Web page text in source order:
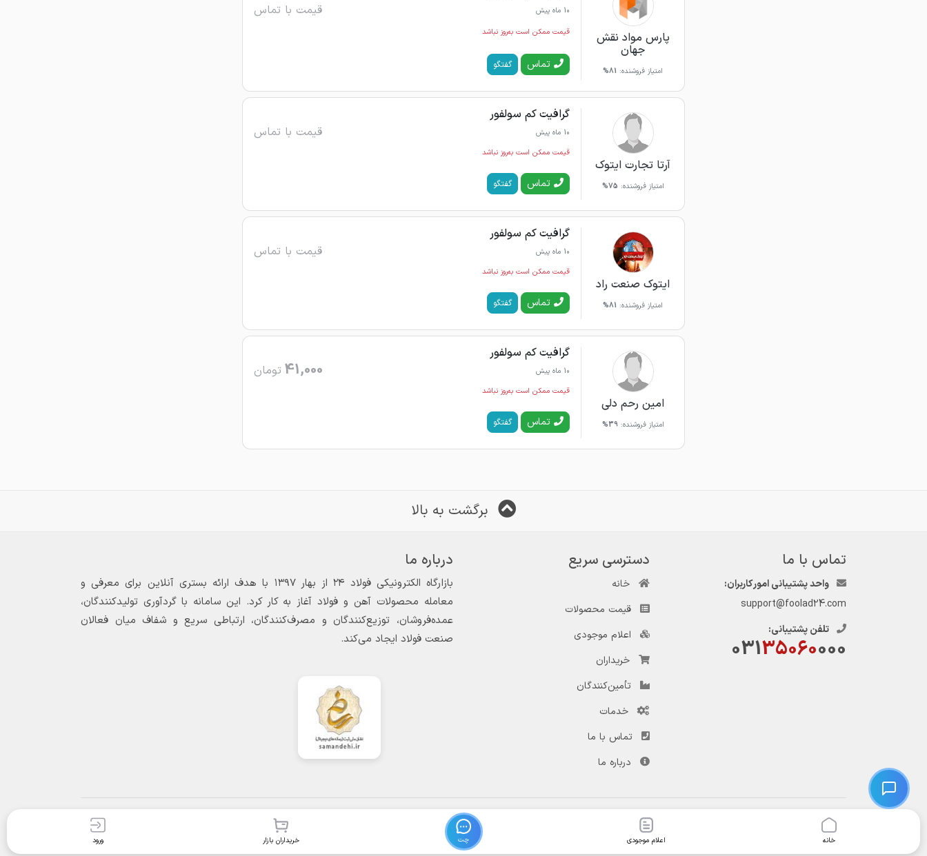
پارس مواد نقش
جهان
امتیاز فروشنده: 81%
10 ماه پیش قیمت با تماس
قیمت ممکن است به‌روز نباشد
تماس گفتگو
آرتا تجارت ایتوک
امتیاز فروشنده: 75%
گرافیت کم سولفور
10 ماه پیش قیمت با تماس
قیمت ممکن است به‌روز نباشد
تماس گفتگو
ایتوک صنعت راد
امتیاز فروشنده: 81%
گرافیت کم سولفور
10 ماه پیش قیمت با تماس
قیمت ممکن است به‌روز نباشد
تماس گفتگو
امین رحم دلی
امتیاز فروشنده:39%
گرافیت کم سولفور
10 ماه پیش 41,000 تومان
قیمت ممکن است به‌روز نباشد
تماس گفتگو
برگشت به بالا
تماس با ما
واحد پشتیبانی امور کاربران:
support@foolad24.com
تلفن پشتیبانی:
03135060000
دسترسی سریع
خانه
قیمت محصولات
اعلام موجودی
خریداران
تأمین‌کنندگان
خدمات
تماس با ما
درباره ما
درباره ما
بازارگاه الکترونیکی فولاد ۲۴ از بهار ۱۳۹۷ با هدف ارائه بستری آنلاین برای معرفی و
معامله محصولات آهن و فولاد آغاز به کار کرد. این سامانه با گردآوری تولیدکنندگان،
عمده‌فروشان، توزیع‌کنندگان و مصرف‌کنندگان، ارتباطی سریع و شفاف میان فعالان
صنعت فولاد ایجاد می‌کند.
© کلیه حقوق این وب‌سایت و سرویس‌های آن متعلق به سامانه فولاد ۲۴ است.
خانه اعلام موجودی چت خریداران بازار ورود